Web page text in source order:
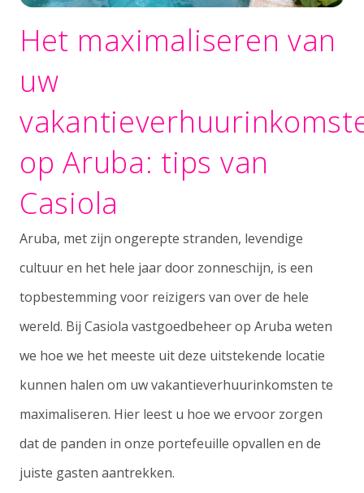
Het maximaliseren van
uw
op Aruba: tips van
Casiola
Aruba, met zijn ongerepte stranden, levendige
cultuur en het hele jaar door zonneschijn, is een
topbestemming voor reizigers van over de hele
wereld. Bij Casiola vastgoedbeheer op Aruba weten
we hoe we het meeste uit deze uitstekende locatie
kunnen halen om uw vakantieverhuurinkomsten te
maximaliseren. Hier leest u hoe we ervoor zorgen
dat de panden in onze portefeuille opvallen en de
juiste gasten aantrekken.